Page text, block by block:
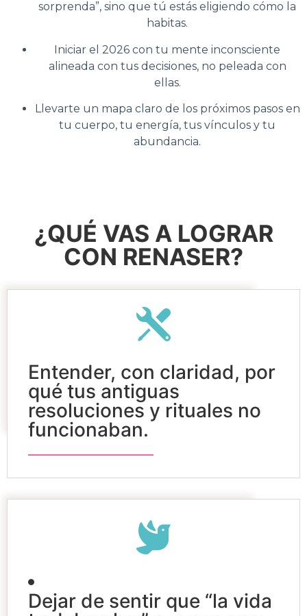
sorprenda”, sino que tú estás eligiendo cómo la
habitas.
Iniciar el 2026 con tu mente inconsciente
alineada con tus decisiones, no peleada con
ellas.
Llevarte un mapa claro de los próximos pasos en
tu cuerpo, tu energía, tus vínculos y tu
abundancia.
¿QUÉ VAS A LOGRAR
CON RENASER?
Entender, con claridad, por
qué tus antiguas
resoluciones y rituales no
funcionaban.
Dejar de sentir que “la vida